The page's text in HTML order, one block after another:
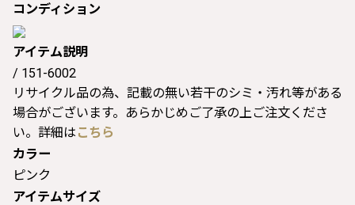
コンディション
アイテム説明
/ 151-6002
リサイクル品の為、記載の無い若干のシミ・汚れ等がある
場合がございます。あらかじめご了承の上ご注文くださ
い。詳細は こちら
カラー
ピンク
アイテムサイズ